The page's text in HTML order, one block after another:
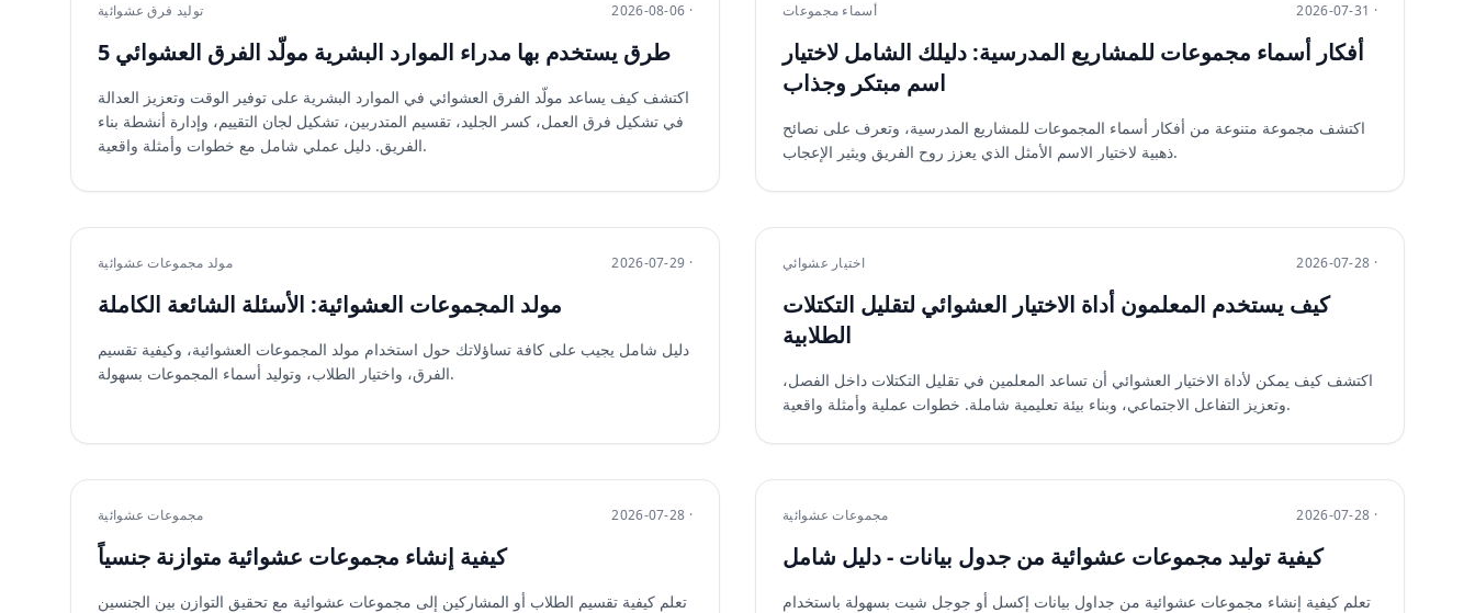
توليد فرق عشوائية 2026-08-06 ·
5 طرق يستخدم بها مدراء الموارد البشرية مولّد الفرق العشوائي
اكتشف كيف يساعد مولّد الفرق العشوائي في الموارد البشرية على توفير الوقت وتعزيز العدالة
في تشكيل فرق العمل، كسر الجليد، تقسيم المتدربين، تشكيل لجان التقييم، وإدارة أنشطة بناء
الفريق. دليل عملي شامل مع خطوات وأمثلة واقعية.
أسماء مجموعات 2026-07-31 ·
أفكار أسماء مجموعات للمشاريع المدرسية: دليلك الشامل لاختيار
اسم مبتكر وجذاب
اكتشف مجموعة متنوعة من أفكار أسماء المجموعات للمشاريع المدرسية، وتعرف على نصائح
ذهبية لاختيار الاسم الأمثل الذي يعزز روح الفريق ويثير الإعجاب.
مولد مجموعات عشوائية 2026-07-29 ·
مولد المجموعات العشوائية: الأسئلة الشائعة الكاملة
دليل شامل يجيب على كافة تساؤلاتك حول استخدام مولد المجموعات العشوائية، وكيفية تقسيم
الفرق، واختيار الطلاب، وتوليد أسماء المجموعات بسهولة.
اختيار عشوائي 2026-07-28 ·
كيف يستخدم المعلمون أداة الاختيار العشوائي لتقليل التكتلات
الطلابية
اكتشف كيف يمكن لأداة الاختيار العشوائي أن تساعد المعلمين في تقليل التكتلات داخل الفصل،
وتعزيز التفاعل الاجتماعي، وبناء بيئة تعليمية شاملة. خطوات عملية وأمثلة واقعية.
مجموعات عشوائية 2026-07-28 ·
كيفية إنشاء مجموعات عشوائية متوازنة جنسياً
تعلم كيفية تقسيم الطلاب أو المشاركين إلى مجموعات عشوائية مع تحقيق التوازن بين الجنسين
مجموعات عشوائية 2026-07-28 ·
كيفية توليد مجموعات عشوائية من جدول بيانات - دليل شامل
تعلم كيفية إنشاء مجموعات عشوائية من جداول بيانات إكسل أو جوجل شيت بسهولة باستخدام